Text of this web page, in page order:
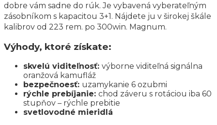
dobre vám sadne do rúk. Je vybavená vyberateľným
zásobníkom s kapacitou 3+1. Nájdete ju v širokej škále
kalibrov od 223 rem. po 300win. Magnum.
Výhody, ktoré získate:
skvelú viditeľnosť: výborne viditeľná signálna
oranžová kamufláž
bezpečnoesť: uzamykanie 6 ozubmi
rýchle prebíjanie: chod záveru s rotáciou iba 60
stupňov – rýchle prebitie
svetlovodné mieridlá